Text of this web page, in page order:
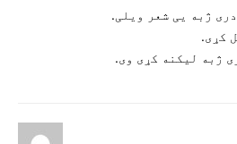
کړی.
ژبه لیکنه کړی وی.